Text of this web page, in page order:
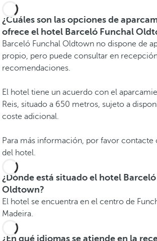
¿Cuáles son las opciones de
ofrece el hotel Barceló Funchal
Barceló Funchal Oldtown no dispone de
propio, pero puede consultar en
recomendaciones.
El hotel tiene un acuerdo con el
Reis, situado a 650 metros, sujeto a
coste adicional.
Para más información, por favor
del hotel.
¿Dónde está situado el hotel
Oldtown?
El hotel se encuentra en el centro de
Madeira.
¿En qué idiomas se atiende en la